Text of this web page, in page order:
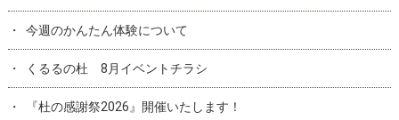
今週のかんたん体験について
くるるの杜 8月イベントチラシ
『杜の感謝祭2026』開催いたします！